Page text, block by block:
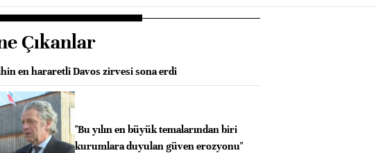
Çıkanlar
en hararetli Davos zirvesi sona erdi
"Bu yılın en büyük temalarından biri
kurumlara duyulan güven erozyonu"